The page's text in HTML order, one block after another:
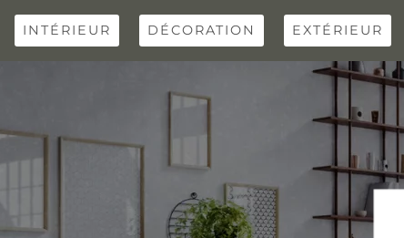
Skip
INTÉRIEUR DÉCORATION EXTÉRIEUR